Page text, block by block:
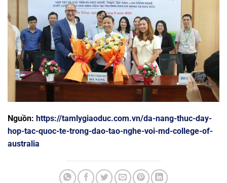
Nguồn: https://tamlygiaoduc.com.vn/da-nang-thuc-day-
hop-tac-quoc-te-trong-dao-tao-nghe-voi-md-college-of-
australia